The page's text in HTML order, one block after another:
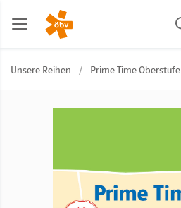
Unsere Reihen / Prime Time Oberstufe